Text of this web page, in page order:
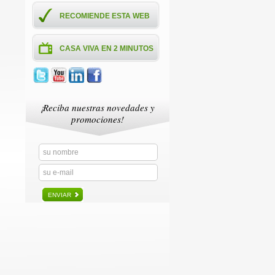
RECOMIENDE ESTA WEB
CASA VIVA EN 2 MINUTOS
¡Reciba nuestras novedades y
promociones!
ENVIAR